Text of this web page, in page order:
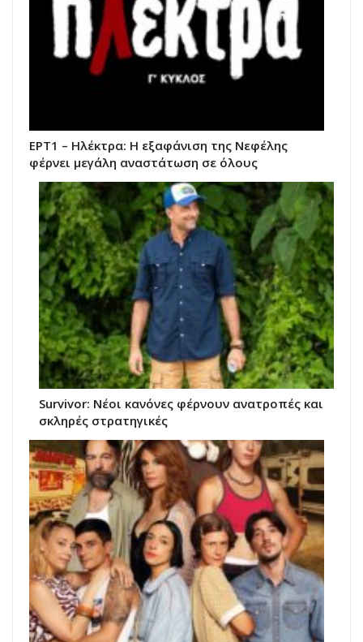
ΕΡΤ1 – Ηλέκτρα: Η εξαφάνιση της Νεφέλης
φέρνει μεγάλη αναστάτωση σε όλους
Survivor: Νέοι κανόνες φέρνουν ανατροπές και
σκληρές στρατηγικές